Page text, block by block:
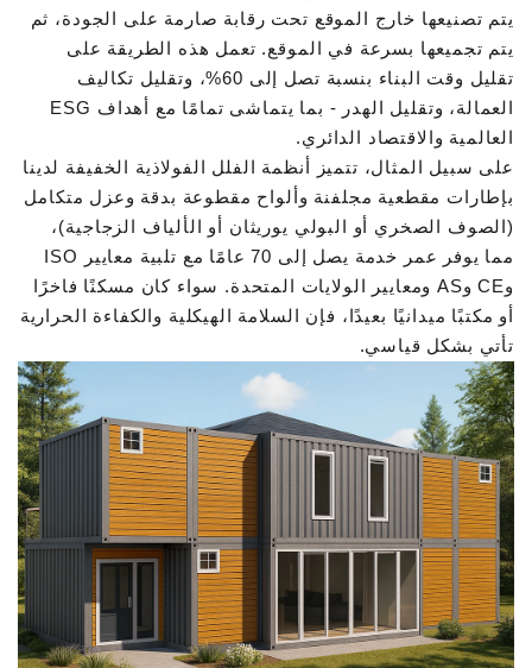
يتم تصنيعها خارج الموقع تحت رقابة صارمة على الجودة، ثم
يتم تجميعها بسرعة في الموقع. تعمل هذه الطريقة على
تقليل وقت البناء بنسبة تصل إلى 60%، وتقليل تكاليف
العمالة، وتقليل الهدر - بما يتماشى تمامًا مع أهداف ESG
العالمية والاقتصاد الدائري.
على سبيل المثال، تتميز أنظمة الفلل الفولاذية الخفيفة لدينا
بإطارات مقطعية مجلفنة وألواح مقطوعة بدقة وعزل متكامل
(الصوف الصخري أو البولي يوريثان أو الألياف الزجاجية)،
مما يوفر عمر خدمة يصل إلى 70 عامًا مع تلبية معايير ISO
وCE وAS ومعايير الولايات المتحدة. سواء كان مسكنًا فاخرًا
أو مكتبًا ميدانيًا بعيدًا، فإن السلامة الهيكلية والكفاءة الحرارية
تأتي بشكل قياسي.